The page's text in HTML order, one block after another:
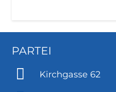
PARTEI
Kirchgasse 62